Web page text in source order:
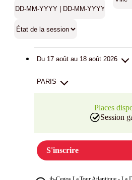
Du 17 août au 18 août 2026
PARIS
Places
Session
S'inscrire